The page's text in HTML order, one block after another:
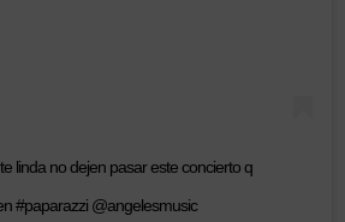
linda no dejen pasar este concierto q
#paparazzi @angelesmusic